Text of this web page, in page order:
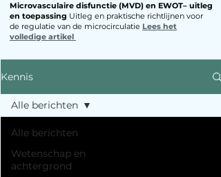
Microvasculaire disfunctie (MVD) en EWOT– uitleg
en toepassing Uitleg en praktische richtlijnen voor
de regulatie van de microcirculatie Lees het
volledige artikel
Kennis
Alle berichten
Wetenschap en
achtergrond
Alle berichten